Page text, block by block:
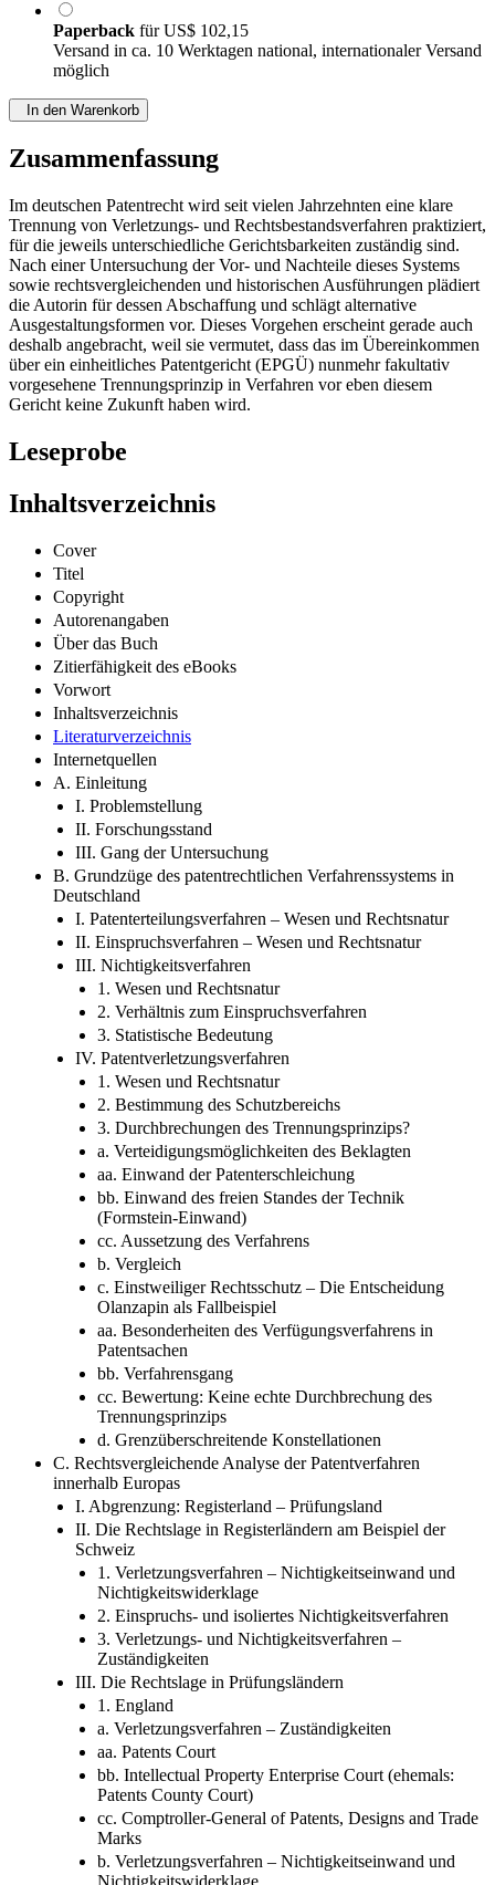
Paperback fürUS$ 102,15
Versand in ca. 10 Werktagen national, internationaler Versand
möglich
In den Warenkorb
Zusammenfassung
Im deutschen Patentrecht wird seit vielen Jahrzehnten eine klare
Trennung von Verletzungs- und Rechtsbestandsverfahren praktiziert,
für die jeweils unterschiedliche Gerichtsbarkeiten zuständig sind.
Nach einer Untersuchung der Vor- und Nachteile dieses Systems
sowie rechtsvergleichenden und historischen Ausführungen plädiert
die Autorin für dessen Abschaffung und schlägt alternative
Ausgestaltungsformen vor. Dieses Vorgehen erscheint gerade auch
deshalb angebracht, weil sie vermutet, dass das im Übereinkommen
über ein einheitliches Patentgericht (EPGÜ) nunmehr fakultativ
vorgesehene Trennungsprinzip in Verfahren vor eben diesem
Gericht keine Zukunft haben wird.
Leseprobe
Inhaltsverzeichnis
Cover
Titel
Copyright
Autorenangaben
Über das Buch
Zitierfähigkeit des eBooks
Vorwort
Inhaltsverzeichnis
Literaturverzeichnis
Internetquellen
A. Einleitung
I. Problemstellung
II. Forschungsstand
III. Gang der Untersuchung
B. Grundzüge des patentrechtlichen Verfahrenssystems in
Deutschland
I. Patenterteilungsverfahren – Wesen und Rechtsnatur
II. Einspruchsverfahren – Wesen und Rechtsnatur
III. Nichtigkeitsverfahren
1. Wesen und Rechtsnatur
2. Verhältnis zum Einspruchsverfahren
3. Statistische Bedeutung
IV. Patentverletzungsverfahren
1. Wesen und Rechtsnatur
2. Bestimmung des Schutzbereichs
3. Durchbrechungen des Trennungsprinzips?
a. Verteidigungsmöglichkeiten des Beklagten
aa. Einwand der Patenterschleichung
bb. Einwand des freien Standes der Technik
(Formstein-Einwand)
cc. Aussetzung des Verfahrens
b. Vergleich
c. Einstweiliger Rechtsschutz – Die Entscheidung
Olanzapin als Fallbeispiel
aa. Besonderheiten des Verfügungsverfahrens in
Patentsachen
bb. Verfahrensgang
cc. Bewertung: Keine echte Durchbrechung des
Trennungsprinzips
d. Grenzüberschreitende Konstellationen
C. Rechtsvergleichende Analyse der Patentverfahren
innerhalb Europas
I. Abgrenzung: Registerland – Prüfungsland
II. Die Rechtslage in Registerländern am Beispiel der
Schweiz
1. Verletzungsverfahren – Nichtigkeitseinwand und
Nichtigkeitswiderklage
2. Einspruchs- und isoliertes Nichtigkeitsverfahren
3. Verletzungs- und Nichtigkeitsverfahren –
Zuständigkeiten
III. Die Rechtslage in Prüfungsländern
1. England
a. Verletzungsverfahren – Zuständigkeiten
aa. Patents Court
bb. Intellectual Property Enterprise Court (ehemals:
Patents County Court)
cc. Comptroller-General of Patents, Designs and Trade
Marks
b. Verletzungsverfahren – Nichtigkeitseinwand und
Nichtigkeitswiderklage